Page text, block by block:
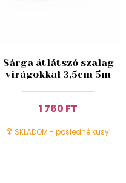
Sárga átlátszó szalag
virágokkal 3,5cm 5m
1 760 FT
SKLADOM - posledné kusy!